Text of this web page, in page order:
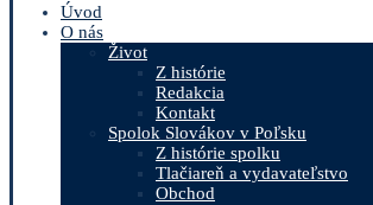
Úvod
O nás
Život
Z histórie
Redakcia
Kontakt
Spolok Slovákov v Poľsku
Z histórie spolku
Tlačiareň a vydavateľstvo
Obchod